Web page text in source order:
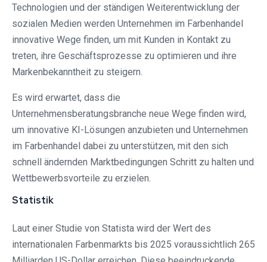
Technologien und der ständigen Weiterentwicklung der
sozialen Medien werden Unternehmen im Farbenhandel
innovative Wege finden, um mit Kunden in Kontakt zu
treten, ihre Geschäftsprozesse zu optimieren und ihre
Markenbekanntheit zu steigern.
Es wird erwartet, dass die
Unternehmensberatungsbranche neue Wege finden wird,
um innovative KI-Lösungen anzubieten und Unternehmen
im Farbenhandel dabei zu unterstützen, mit den sich
schnell ändernden Marktbedingungen Schritt zu halten und
Wettbewerbsvorteile zu erzielen.
Statistik
Laut einer Studie von Statista wird der Wert des
internationalen Farbenmarkts bis 2025 voraussichtlich 265